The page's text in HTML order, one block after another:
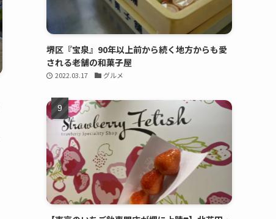
堺区『宝泉』90年以上前から続く地方からも愛
される老舗の和菓子屋
2022.03.17 グルメ